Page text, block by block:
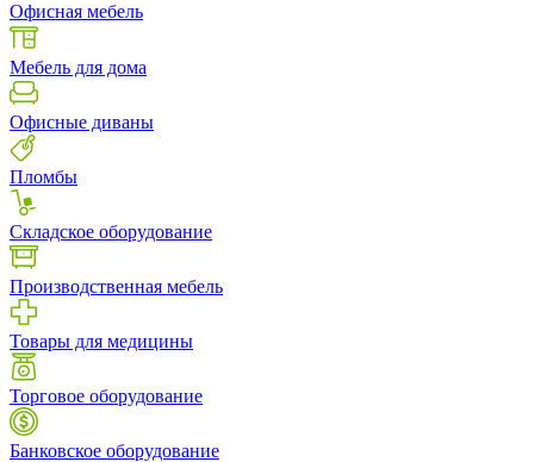
Офисная мебель
Мебель для дома
Офисные диваны
Пломбы
Складское оборудование
Производственная мебель
Товары для медицины
Торговое оборудование
Банковское оборудование